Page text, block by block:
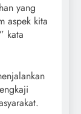
yang
aspek kita
kata